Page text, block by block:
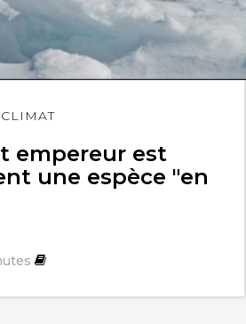
CLIMAT
empereur est
une espèce "en